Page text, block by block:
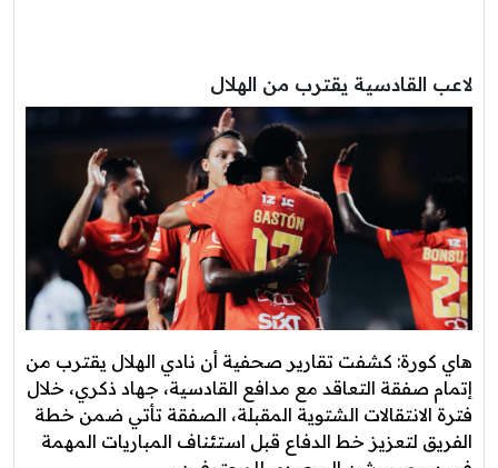
لاعب القادسية يقترب من الهلال
هاي كورة: كشفت تقارير صحفية أن نادي الهلال يقترب من
إتمام صفقة التعاقد مع مدافع القادسية، جهاد ذكري، خلال
فترة الانتقالات الشتوية المقبلة، الصفقة تأتي ضمن خطة
الفريق لتعزيز خط الدفاع قبل استئناف المباريات المهمة